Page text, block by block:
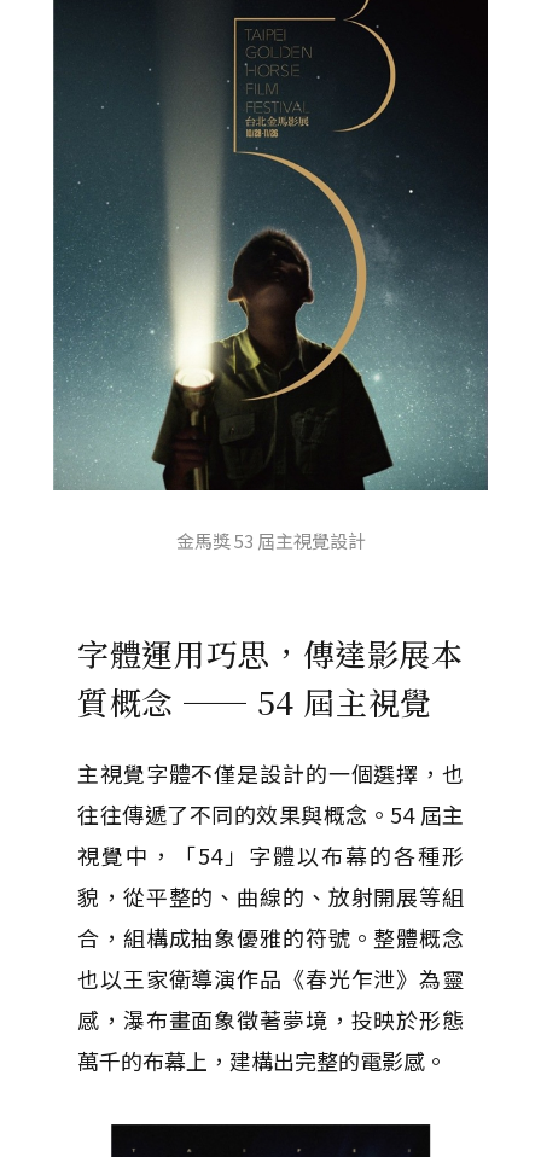
金馬獎 53 屆主視覺設計
字體運用巧思，傳達影展本
質概念 ── 54 屆主視覺
主視覺字體不僅是設計的一個選擇，也
往往傳遞了不同的效果與概念。54 屆主
視覺中，「54」字體以布幕的各種形
貌，從平整的、曲線的、放射開展等組
合，組構成抽象優雅的符號。整體概念
也以王家衛導演作品《春光乍泄》為靈
感，瀑布畫面象徵著夢境，投映於形態
萬千的布幕上，建構出完整的電影感。